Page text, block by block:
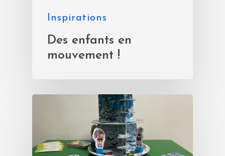
Inspirations
Des enfants en
mouvement !